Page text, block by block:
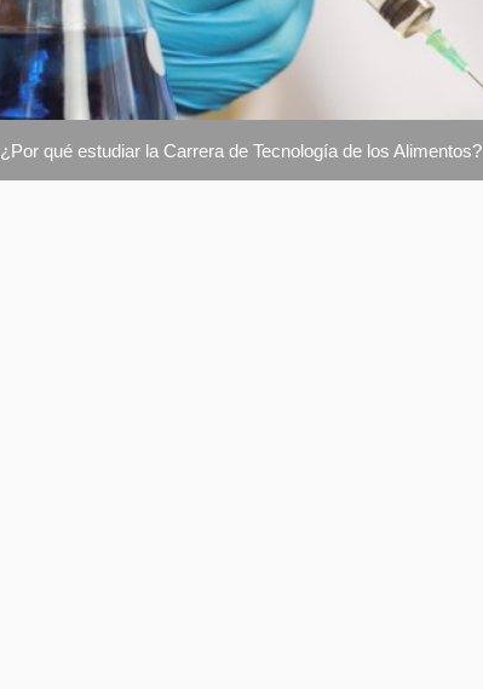
¿Por qué estudiar la Carrera de Tecnología de los Alimentos?